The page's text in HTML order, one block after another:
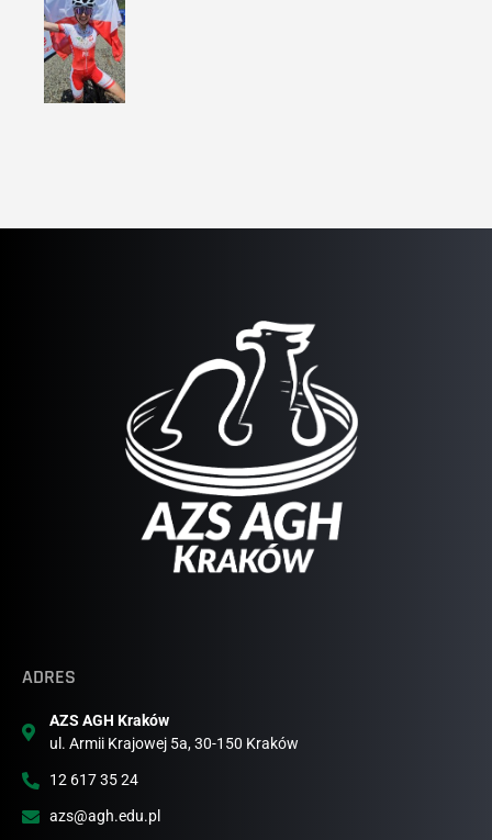
ADRES
AZS AGH Kraków
ul. Armii Krajowej 5a, 30-150 Kraków
12 617 35 24
azs@agh.edu.pl